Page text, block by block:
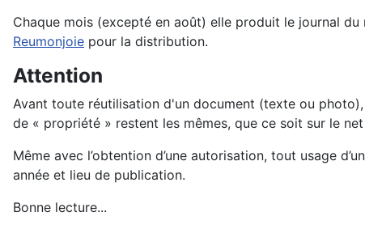
Chaque mois (excepté en août) elle produit le journal
Reumonjoie pour la distribution.
Attention
Avant toute réutilisation d'un document (texte ou
de « propriété » restent les mêmes, que ce soit sur le
Même avec l’obtention d’une autorisation, tout usage
année et lieu de publication.
Bonne lecture...